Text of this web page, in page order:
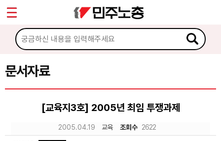
문서자료
[교육지3호] 2005년 최임 투쟁과제
2005.04.19 교육 조회수 2622
마이페이지
소개
소식
Sketchbook5, 스케치북5
Sketchbook5, 스케치북5